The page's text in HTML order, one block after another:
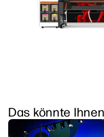
Das könnte